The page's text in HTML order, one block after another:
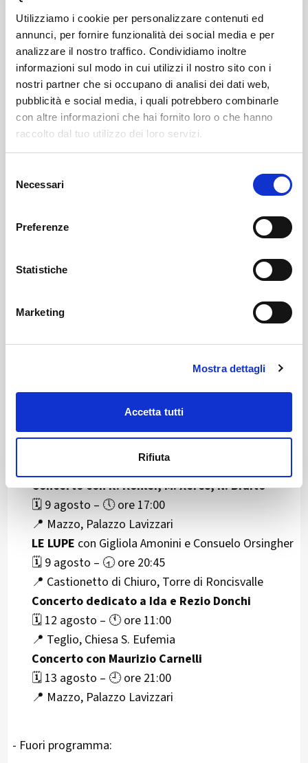
Utilizziamo i cookie per personalizzare contenuti ed
annunci, per fornire funzionalità dei social media e per
analizzare il nostro traffico. Condividiamo inoltre
informazioni sul modo in cui utilizzi il nostro sito con i
nostri partner che si occupano di analisi dei dati web,
pubblicità e social media, i quali potrebbero combinarle
con altre informazioni che hai fornito loro o che hanno
raccolto dal tuo utilizzo dei loro servizi.
delNecessari
Preferenze
Statistiche
Marketing
Mostra dettagli
Accetta tutti
Rifiuta
🗓️ 26 luglio – 🕘 ore 21:00
📍 Mazzo, Palazzo Lavizzari
Serata documentarioa cura di Maurizio Gianola
🗓️ 28 luglio – 🕘 ore 21:00
📍 Teglio, Biblioteca Comunale
Notte Tempo– con Maurizio Zucchi e Pietro De
Nova
🗓️ 30 luglio – 🕘 ore 21:00
Tradimenti
📍 Chiuro, Auditorium
📅AGOSTO 2025
Coro “Ad Artem”
🗓️ 3 agosto – 🕘 ore 21:00
📍 Aprica, Sala Congressi
LE LUPEcon Gigliola Amonini e Consuelo Orsingher
📍 Tovo S. Agata, Casa Canali
Concerto con R. Kohler, M. Xeres, N. Braito
🗓️ 9 agosto – 🕔 ore 17:00
📍 Mazzo, Palazzo Lavizzari
LE LUPE con Gigliola Amonini e Consuelo Orsingher
🗓️ 9 agosto – 🕣 ore 20:45
📍 Castionetto di Chiuro, Torre di Roncisvalle
Concerto dedicato a Ida e Rezio Donchi
🗓️ 12 agosto – 🕚 ore 11:00
📍 Teglio, Chiesa S. Eufemia
Concerto con Maurizio Carnelli
🗓️ 13 agosto – 🕘 ore 21:00
📍 Mazzo, Palazzo Lavizzari
- Fuori programma: